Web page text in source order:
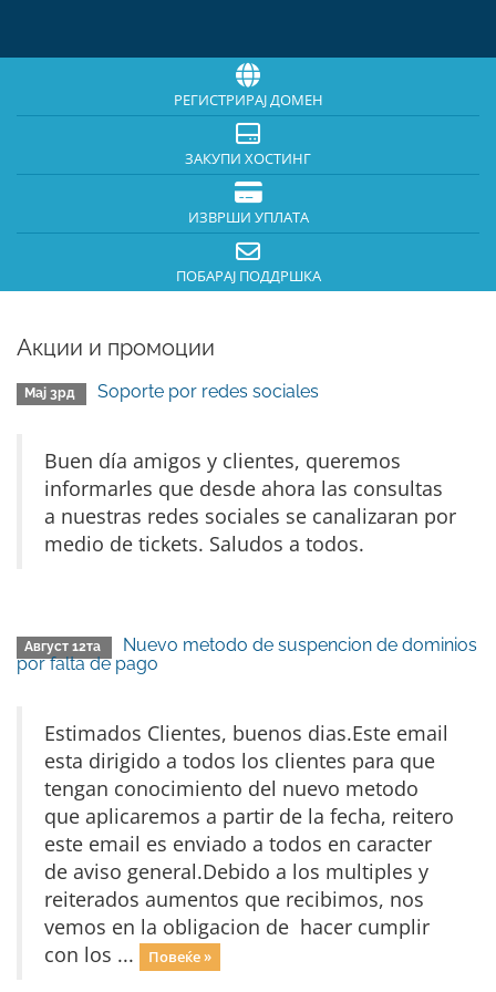
РЕГИСТРИРАЈ ДОМЕН
ЗАКУПИ ХОСТИНГ
ИЗВРШИ УПЛАТА
ПОБАРАЈ ПОДДРШКА
Акции и промоции
Мај 3рд Soporte por redes sociales
Buen día amigos y clientes, queremos
informarles que desde ahora las consultas
a nuestras redes sociales se canalizaran por
medio de tickets. Saludos a todos.
Август 12та
Nuevo metodo de suspencion de dominios
por falta de pago
Estimados Clientes, buenos dias.Este email
esta dirigido a todos los clientes para que
tengan conocimiento del nuevo metodo
que aplicaremos a partir de la fecha, reitero
este email es enviado a todos en caracter
de aviso general.Debido a los multiples y
reiterados aumentos que recibimos, nos
vemos en la obligacion de hacer cumplir
con los ...
Повеќе »